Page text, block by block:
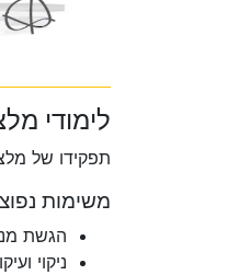
לימודי
תפקידו של
משימות
הגשת
ניקוי